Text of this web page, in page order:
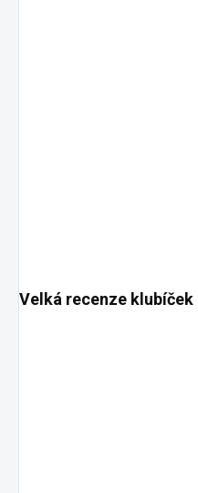
Velká recenze klubíček